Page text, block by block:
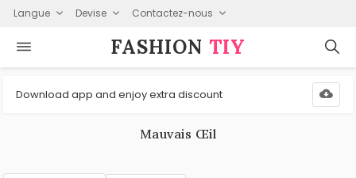
Langue Devise Contactez-nous
FASHION⁠ TIY
Download app and enjoy extra discount
Mauvais Œil